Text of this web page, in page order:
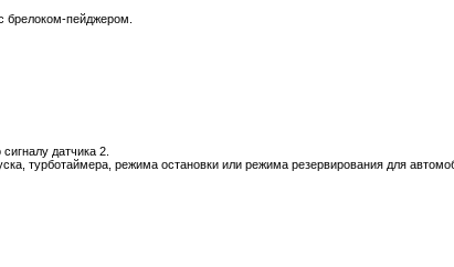
брелоком-пейджером.
датчика 2.
турботаймера, режима остановки или режима резервирования для